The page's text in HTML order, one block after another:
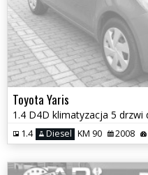
Toyota Yaris
1.4 Diesel KM 90 2008